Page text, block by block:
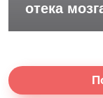
отека